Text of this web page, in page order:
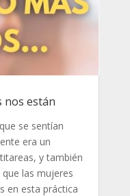
nos están
se sentían
era un
y también
las mujeres
en esta práctica